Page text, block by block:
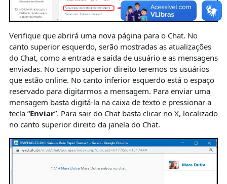
Verifique que abrirá uma nova página para o Chat. No
canto superior esquerdo, serão mostradas as atualizações
do Chat, como a entrada e saída de usuário e as mensagens
enviadas. No campo superior direito teremos os usuários
que estão online. No canto inferior esquerdo está o espaço
reservado para digitarmos a mensagem. Para enviar uma
mensagem basta digitá-la na caixa de texto e pressionar a
tecla “Enviar”. Para sair do Chat basta clicar no X, localizado
no canto superior direito da janela do Chat.